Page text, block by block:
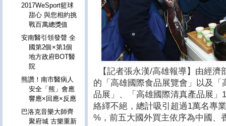
【記者張永漢/高雄報導】由經
的「高雄國際食品展覽會」以及
品展」、「高雄國際清真產品展」
絡繹不絕，總計吸引超過1萬名專
% ，前五大國外買主依序為中國
2017WeSport籃球
甜心 與您相約挑
戰百萬總獎值
安南醫引領發聲 全
國第2個×第1個
地方政府BOT醫
院
熊讚！南市醫病人
安全「熊」會應
響應×回應×反應
巴洛克音樂大師齊
聚府城 古樂重新